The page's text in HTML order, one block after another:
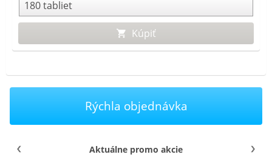
Kúpiť
Rýchla objednávka
Aktuálne promo akcie